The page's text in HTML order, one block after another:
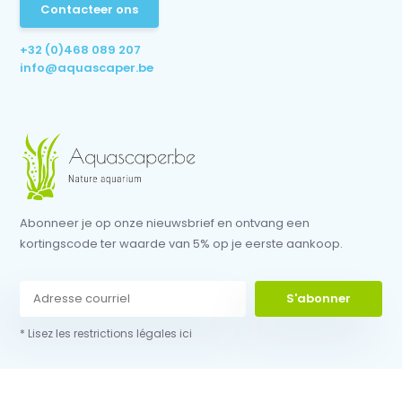
Contacteer ons
+32 (0)468 089 207
info@aquascaper.be
Abonneer je op onze nieuwsbrief en ontvang een
kortingscode ter waarde van 5% op je eerste aankoop.
S'abonner
* Lisez les restrictions légales ici